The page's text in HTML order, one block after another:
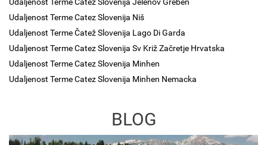
Udaljenost Terme Catez Slovenija Niš
Udaljenost Terme Čatež Slovenija Lago Di Garda
Udaljenost Terme Catez Slovenija Sv Križ Začretje Hrvatska
Udaljenost Terme Catez Slovenija Minhen
Udaljenost Terme Catez Slovenija Minhen Nemacka
BLOG